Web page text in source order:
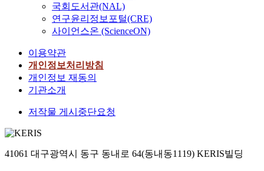
국회도서관(NAL)
연구윤리정보포털(CRE)
사이언스온 (ScienceON)
이용약관
개인정보처리방침
개인정보 재동의
기관소개
저작물 게시중단요청
41061 대구광역시 동구 동내로 64(동내동1119) KERIS빌딩